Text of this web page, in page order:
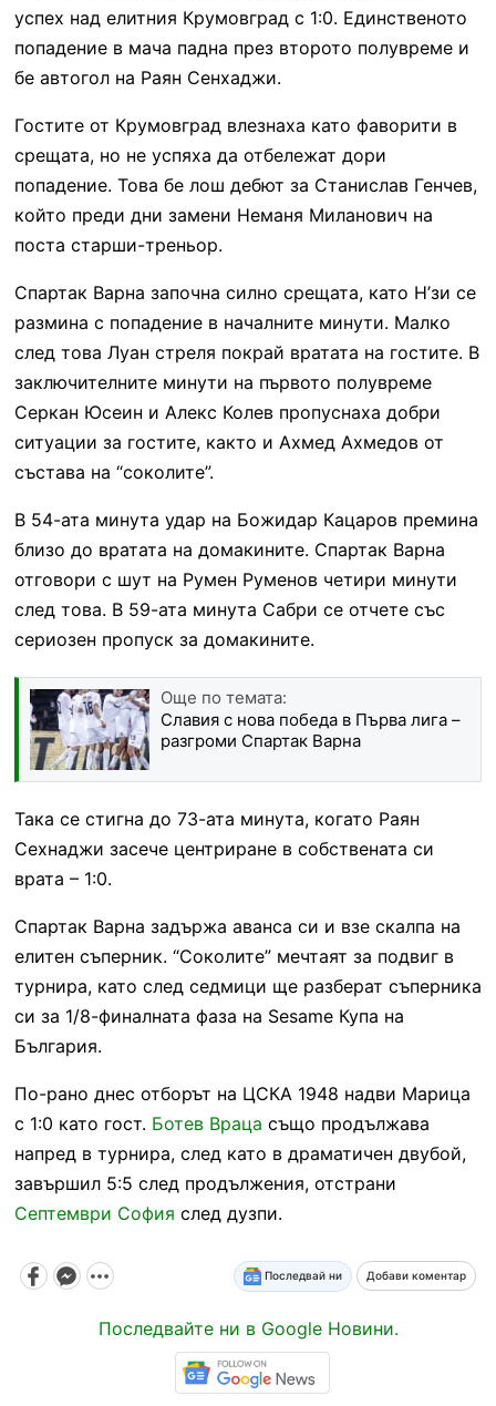
успех над елитния Крумовград с 1:0. Единственото
попадение в мача падна през второто полувреме и
бе автогол на Раян Сенхаджи.
Гостите от Крумовград влезнаха като фаворити в
срещата, но не успяха да отбележат дори
попадение. Това бе лош дебют за Станислав Генчев,
който преди дни замени Неманя Миланович на
поста старши-треньор.
Спартак Варна започна силно срещата, като Н’зи се
размина с попадение в началните минути. Малко
след това Луан стреля покрай вратата на гостите. В
заключителните минути на първото полувреме
Серкан Юсеин и Алекс Колев пропуснаха добри
ситуации за гостите, както и Ахмед Ахмедов от
състава на “соколите”.
В 54-ата минута удар на Божидар Кацаров премина
близо до вратата на домакините. Спартак Варна
отговори с шут на Румен Руменов четири минути
след това. В 59-ата минута Сабри се отчете със
сериозен пропуск за домакините.
Още по темата:
Славия с нова победа в Първа лига –
разгроми Спартак Варна
Така се стигна до 73-ата минута, когато Раян
Сехнаджи засече центриране в собствената си
врата – 1:0.
Спартак Варна задържа аванса си и взе скалпа на
елитен съперник. “Соколите” мечтаят за подвиг в
турнира, като след седмици ще разберат съперника
си за 1/8-финалната фаза на Sesame Купа на
България.
По-рано днес отборът на ЦСКА 1948 надви Марица
с 1:0 като гост. Ботев Враца също продължава
напред в турнира, след като в драматичен двубой,
завършил 5:5 след продължения, отстрани
Септември София след дузпи.
Последвай ни Добави коментар
Последвайте ни в Google Новини.